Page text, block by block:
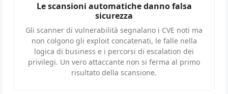
Le scansioni automatiche danno falsa
sicurezza
Gli scanner di vulnerabilità segnalano i CVE noti ma
non colgono gli exploit concatenati, le falle nella
logica di business e i percorsi di escalation dei
privilegi. Un vero attaccante non si ferma al primo
risultato della scansione.